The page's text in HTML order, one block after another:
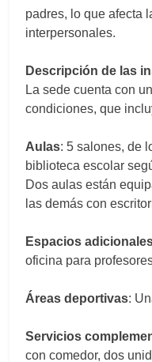
padres, lo que afecta
interpersonales.
Descripción de las
La sede cuenta con
condiciones, que
Aulas: 5 salones, de
biblioteca escolar
Dos aulas están
las demás con
Espacios
oficina para
Áreas deportivas:
Servicios
con comedor, dos